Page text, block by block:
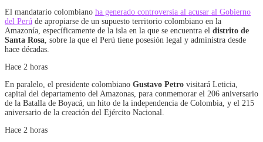
El mandatario colombiano ha generado controversia al acusar al Gobierno
del Perú de apropiarse de un supuesto territorio colombiano en la
Amazonía, específicamente de la isla en la que se encuentra el distrito de
Santa Rosa , sobre la que el Perú tiene posesión legal y administra desde
hace décadas.
Hace 2 horas
En paralelo, el presidente colombiano Gustavo Petro visitará Leticia,
capital del departamento del Amazonas, para conmemorar el 206 aniversario
de la Batalla de Boyacá, un hito de la independencia de Colombia, y el 215
aniversario de la creación del Ejército Nacional.
Hace 2 horas